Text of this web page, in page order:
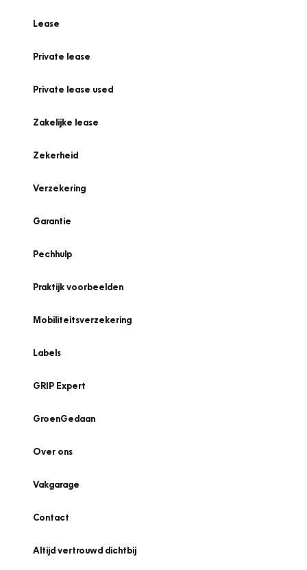
Lease
Private lease
Private lease used
Zakelijke lease
Zekerheid
Verzekering
Garantie
Pechhulp
Praktijk voorbeelden
Mobiliteitsverzekering
Labels
GRIP Expert
GroenGedaan
Over ons
Vakgarage
Contact
Altijd vertrouwd dichtbij